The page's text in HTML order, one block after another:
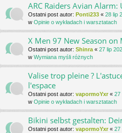
ARC Raiders Avian Alarm:
Ostatni post autor: Ponti233 « 28 lip
w Opinie o wykładach i warsztatach
X Men 97 New Season on
Ostatni post autor: Shinra « 27 lip
w Wymiana myśli różnych
Valise trop pleine ?
l'espace
Ostatni post autor: vapormoYxr « 27
w Opinie o wykładach i warsztatach
Bikini selbst gestalten:
Ostatni post autor: vapormoYxr « 27